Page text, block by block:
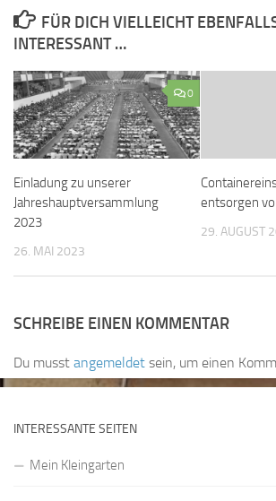
FÜR DICH VIELLEICHT
INTERESSANT …
0
Einladung zu unserer
Jahreshauptversammlung
2023
26. MAI 2023
entsorgen
29. AUGUST
SCHREIBE EINEN KOMMENTAR
Du musst angemeldet sein, um einen
INTERESSANTE SEITEN
Mein Kleingarten